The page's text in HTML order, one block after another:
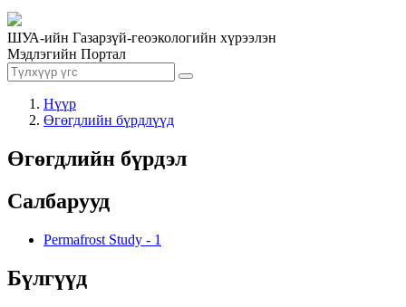
ШУА-ийн Газарзүй-геоэкологийн хүрээлэн
Мэдлэгийн Портал
Нүүр
Өгөгдлийн бүрдлүүд
Өгөгдлийн бүрдэл
Салбарууд
Permafrost Study - 1
Бүлгүүд